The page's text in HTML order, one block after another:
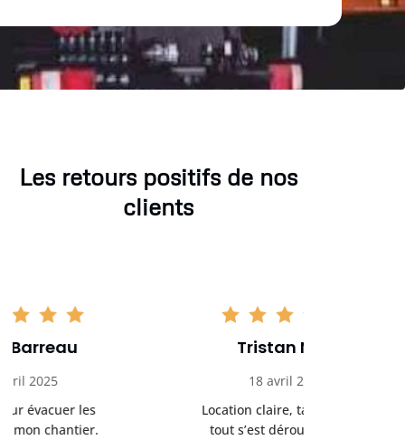
Les retours positifs de nos
clients
Location claire, tarifs justes,
tout s’est déroulé comme